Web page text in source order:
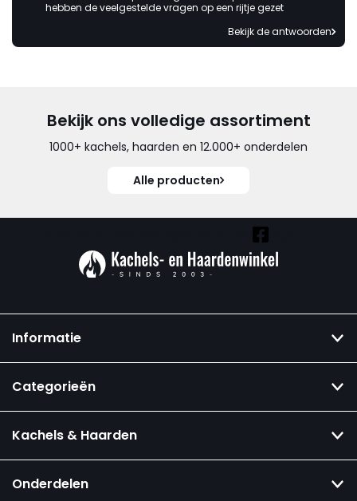
hebben de veelgestelde vragen op een rijtje gezet
Bekijk de antwoorden
Bekijk ons volledige assortiment
1000+ kachels, haarden en 12.000+ onderdelen
Alle producten
Informatie
Categorieën
Kachels & Haarden
Onderdelen